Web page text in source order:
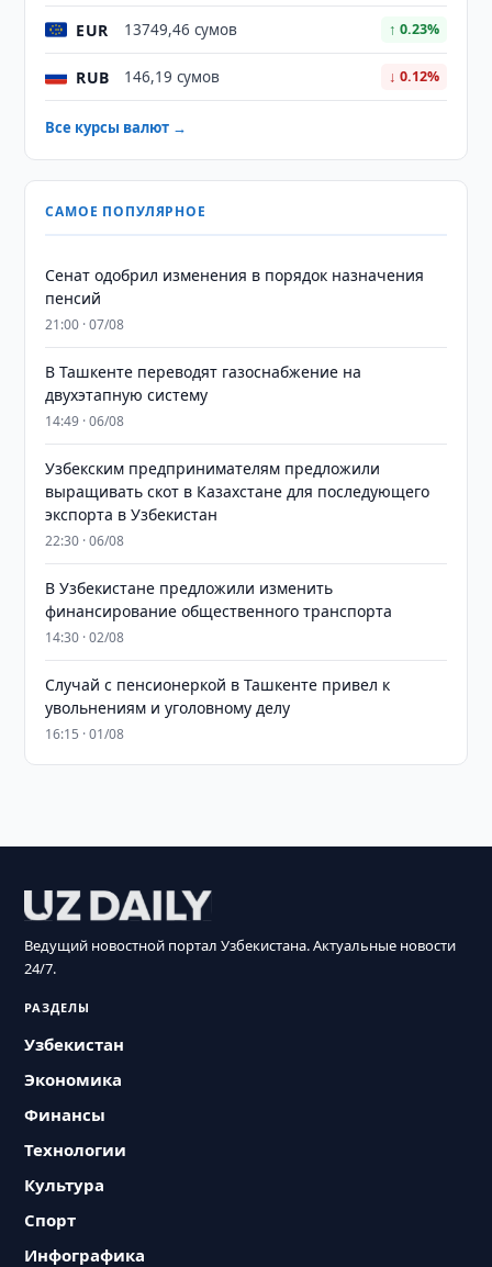
EUR 13749,46 сумов ↑ 0.23%
RUB 146,19 сумов ↓ 0.12%
Все курсы валют →
САМОЕ ПОПУЛЯРНОЕ
Сенат одобрил изменения в порядок назначения
пенсий
21:00 · 07/08
В Ташкенте переводят газоснабжение на
двухэтапную систему
14:49 · 06/08
Узбекским предпринимателям предложили
выращивать скот в Казахстане для последующего
экспорта в Узбекистан
22:30 · 06/08
В Узбекистане предложили изменить
финансирование общественного транспорта
14:30 · 02/08
Случай с пенсионеркой в Ташкенте привел к
увольнениям и уголовному делу
16:15 · 01/08
Ведущий новостной портал Узбекистана. Актуальные новости
24/7.
РАЗДЕЛЫ
Узбекистан
Экономика
Финансы
Технологии
Культура
Спорт
Инфографика